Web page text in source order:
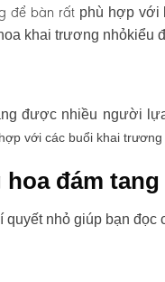
để bàn rấtphù hợp với
khai trương nhỏkiểu
được nhiều người
hợp với các buổi khai
đám
nhỏ giúp bạn